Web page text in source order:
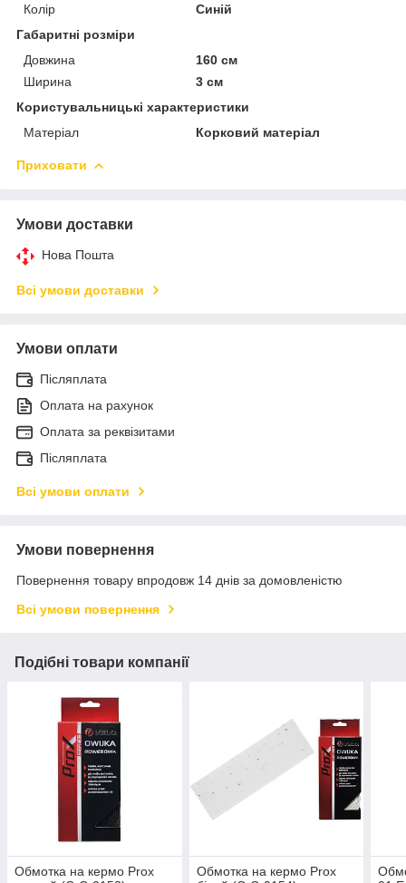
Колір
Синій
Габаритні розміри
Довжина
160 см
Ширина
3 см
Користувальницькі характеристики
Матеріал
Корковий матеріал
Приховати
Умови доставки
Нова Пошта
Всі умови доставки
Умови оплати
Післяплата
Оплата на рахунок
Оплата за реквізитами
Післяплата
Всі умови оплати
Умови повернення
Повернення товару впродовж 14 днів за домовленістю
Всі умови повернення
Подібні товари компанії
Обмотка на кермо Prox
Обмотка на кермо Prox